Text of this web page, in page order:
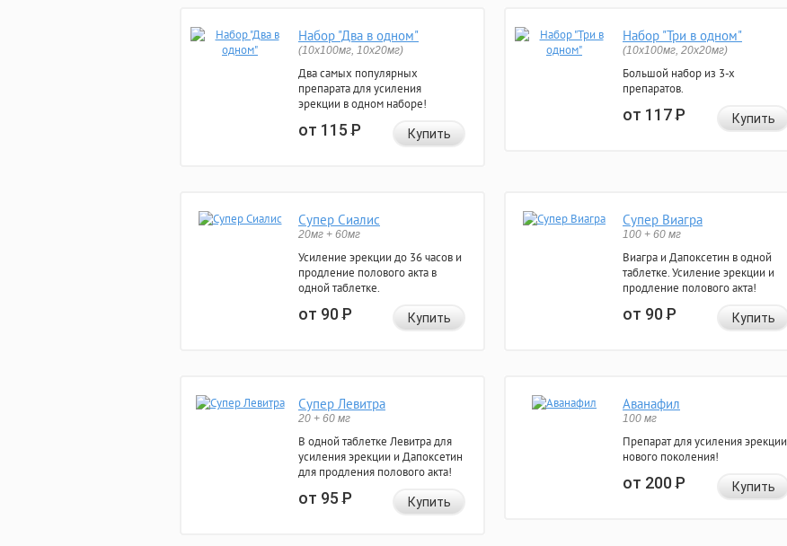
Набор "Два в одном"
(10x100мг, 10x20мг)
Два самых популярных
препарата для усиления
эрекции в одном наборе!
от 115Р Купить
Набор "Три в одном"
(10x100мг, 20x20мг)
Большой набор из 3-х
препаратов.
от 117Р Купить
Супер Сиалис
20мг + 60мг
Усиление эрекции до 36 часов и
продление полового акта в
одной таблетке.
от 90Р Купить
Супер Виагра
100 + 60 мг
Виагра и Дапоксетин в одной
таблетке. Усиление эрекции и
продление полового акта!
от 90Р Купить
Супер Левитра
20 + 60 мг
В одной таблетке Левитра для
усиления эрекции и Дапоксетин
для продления полового акта!
от 95Р Купить
Аванафил
100 мг
Препарат для усиления эрекции
нового поколения!
от 200Р Купить